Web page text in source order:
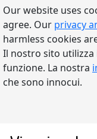
Our website uses
agree. Our privacy
harmless cookies
Il nostro sito utilizza
funzione. La nostra
che sono innocui.